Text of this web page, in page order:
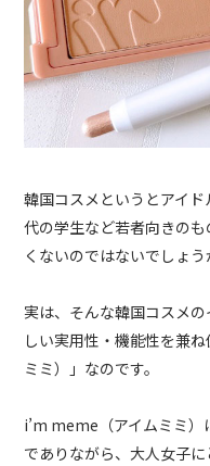
韓国コスメというとアイ
代の学生など若者向きの
くないのではないでしょう
実は、そんな韓国コスメ
しい実用性・機能性を兼
ミミ）」なのです。
i’m meme（アイムミミ）
でありながら、大人女子